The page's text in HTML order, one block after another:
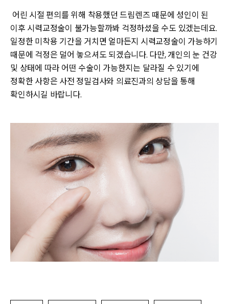
어린 시절 편의를 위해 착용했던 드림렌즈 때문에 성인이 된
이후 시력교정술이 불가능할까봐 걱정하셨을 수도 있겠는데요.
일정한 미착용 기간을 거치면 얼마든지 시력교정술이 가능하기
때문에 걱정은 덜어 놓으셔도 되겠습니다. 다만, 개인의 눈 건강
및 상태에 따라 어떤 수술이 가능한지는 달라질 수 있기에
정확한 사항은 사전 정밀검사와 의료진과의 상담을 통해
확인하시길 바랍니다.